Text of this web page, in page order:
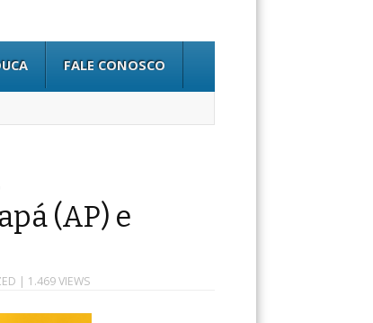
FALE CONOSCO
(AP) e
| 1.469 VIEWS